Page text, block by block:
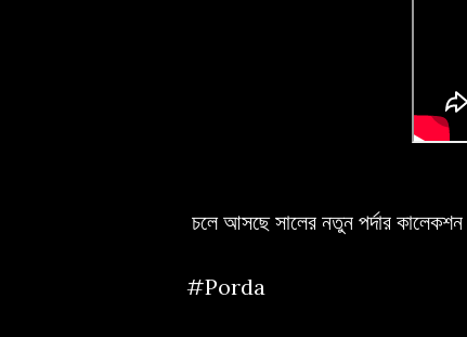
চলে আসছে সালের নতুন পর্দার
#Porda